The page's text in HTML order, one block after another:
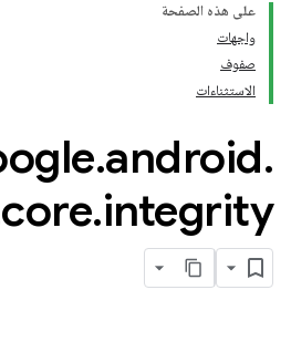
على هذه الصفحة
واجهات
صفوف
الاستثناءات
.android.
core.integrity